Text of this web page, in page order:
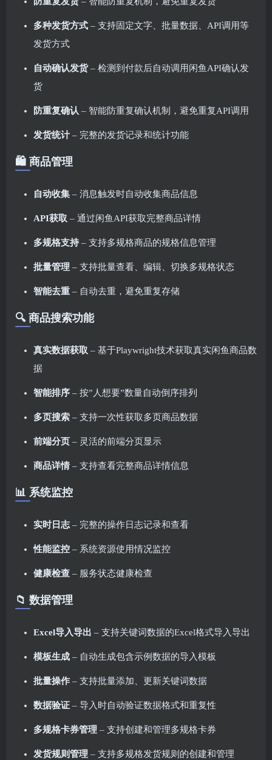
多种发货方式 – 支持固定文字、批量数据、API调用等
发货方式
自动确认发货– 检测到付款后自动调用闲鱼API确认发
货
防重复确认 – 智能防重复确认机制，避免重复API调用
发货统计– 完整的发货记录和统计功能
🛍️ 商品管理
自动收集 – 消息触发时自动收集商品信息
API获取 – 通过闲鱼API获取完整商品详情
多规格支持– 支持多规格商品的规格信息管理
批量管理 – 支持批量查看、编辑、切换多规格状态
智能去重 – 自动去重，避免重复存储
🔍 商品搜索功能
真实数据获取 – 基于Playwright技术获取真实闲鱼商品数
据
智能排序 – 按”人想要”数量自动倒序排列
多页搜索 – 支持一次性获取多页商品数据
前端分页 – 灵活的前端分页显示
商品详情 – 支持查看完整商品详情信息
📊 系统监控
实时日志– 完整的操作日志记录和查看
性能监控 – 系统资源使用情况监控
健康检查 – 服务状态健康检查
📁 数据管理
Excel导入导出 – 支持关键词数据的Excel格式导入导出
模板生成 – 自动生成包含示例数据的导入模板
批量操作 – 支持批量添加、更新关键词数据
数据验证 – 导入时自动验证数据格式和重复性
多规格卡券管理 – 支持创建和管理多规格卡券
发货规则管理 – 支持多规格发货规则的创建和管理